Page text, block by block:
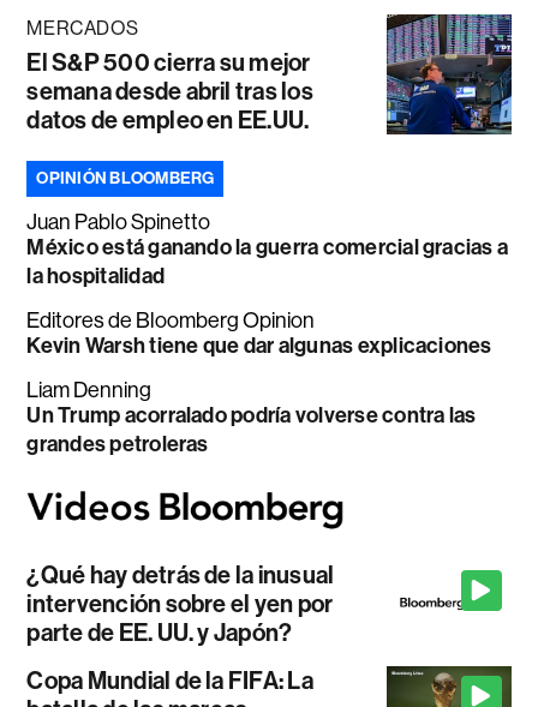
MERCADOS
El S&P 500 cierra su mejor
semana desde abril tras los
datos de empleo en EE.UU.
OPINIÓN BLOOMBERG
Juan Pablo Spinetto
México está ganando la guerra comercial gracias a
la hospitalidad
Editores de Bloomberg Opinion
Kevin Warsh tiene que dar algunas explicaciones
Liam Denning
Un Trump acorralado podría volverse contra las
grandes petroleras
¿Qué hay detrás de la inusual
intervención sobre el yen por
parte de EE. UU. y Japón?
Copa Mundial de la FIFA: La